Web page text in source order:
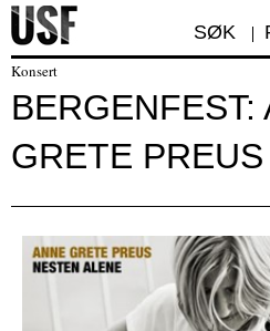
SØK
Konsert
BERGENFEST:
GRETE PREUS